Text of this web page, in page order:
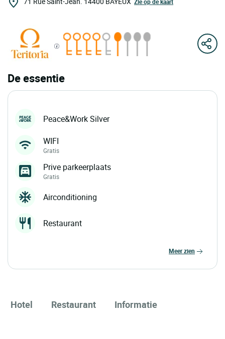
De essentie
Peace&Work Silver
WIFI
Gratis
Prive parkeerplaats
Gratis
Airconditioning
Restaurant
meer zien
Hotel Restaurant Informatie